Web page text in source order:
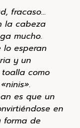
fracaso…
la cabeza
mucho.
lo esperan
y un
como
es que un
en
forma de